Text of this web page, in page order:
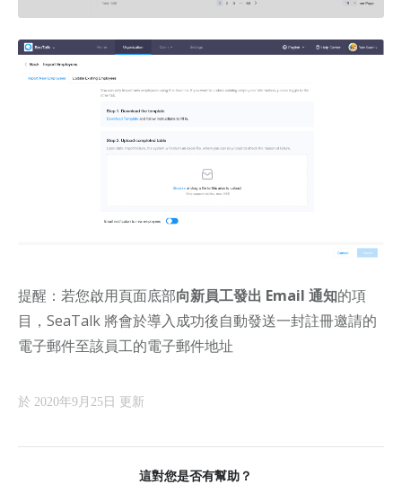
提醒：若您啟用頁面底部向新員工發出 Email 通知的項
目， SeaTalk 將會於導入成功後自動發送一封註冊邀請的
電子郵件至該員工的電子郵件地址
於 2020年9月25日 更新
這對您是否有幫助？